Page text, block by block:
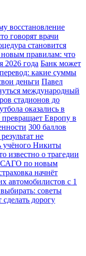
восстановление
говорят врачи
становится
правилам: что
2026 года Банк может
какие суммы
деньги Павел
международный
стадионов до
оказались в
Европу в
300 баллов
не
учёного Никиты
известно о трагедии
по новым
начнёт
автомобилистов с 1
советы
дорогу